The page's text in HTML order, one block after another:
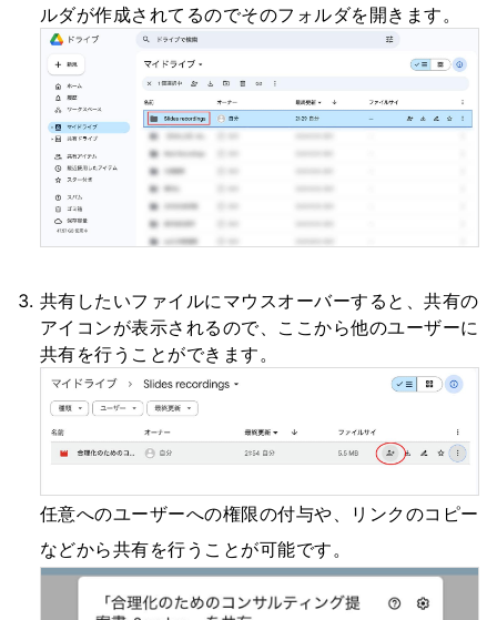
ルダが作成されてるのでそのフォルダを開きます。
共有したいファイルにマウスオーバーすると、共有の
アイコンが表示されるので、ここから他のユーザーに
共有を行うことができます。
任意へのユーザーへの権限の付与や、リンクのコピー
などから共有を行うことが可能です。